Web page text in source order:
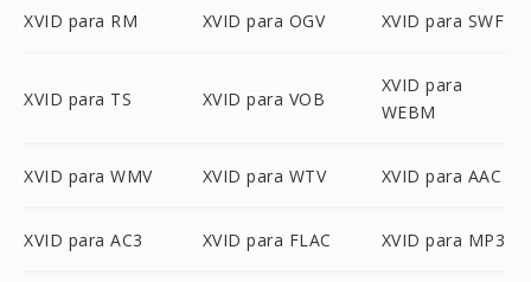
XVID para RM XVID para OGV XVID para SWF
XVID para TS XVID para VOB
XVID para
WEBM
XVID para WMV XVID para WTV XVID para AAC
XVID para AC3 XVID para FLAC XVID para MP3